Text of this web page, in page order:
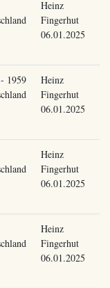
Heinz
Fingerhut
06.01.2025
1959
Heinz
Fingerhut
06.01.2025
Heinz
Fingerhut
06.01.2025
Heinz
Fingerhut
06.01.2025